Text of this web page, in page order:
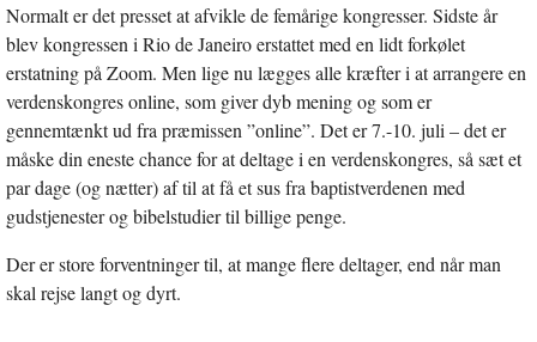
Normalt er det presset at afvikle de femårige kongresser. Sidste år
blev kongressen i Rio de Janeiro erstattet med en lidt forkølet
erstatning på Zoom. Men lige nu lægges alle kræfter i at arrangere en
verdenskongres online, som giver dyb mening og som er
gennemtænkt ud fra præmissen ”online”. Det er 7.-10. juli – det er
måske din eneste chance for at deltage i en verdenskongres, så sæt et
par dage (og nætter) af til at få et sus fra baptistverdenen med
gudstjenester og bibelstudier til billige penge.
Der er store forventninger til, at mange flere deltager, end når man
skal rejse langt og dyrt.